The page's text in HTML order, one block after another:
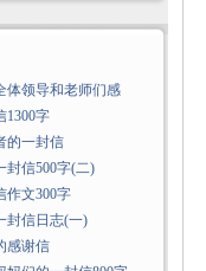
体领导和老师们感
1300字
的一封信
封信500字(二)
作文300字
封信日志(一)
感谢信